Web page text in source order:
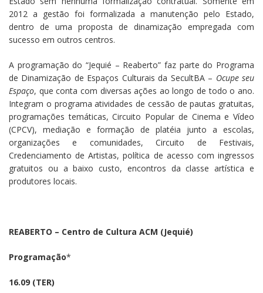
2012 a gestão foi formalizada a manutenção pelo Estado,
dentro de uma proposta de dinamização empregada com
sucesso em outros centros.
A programação do “Jequié – Reaberto” faz parte do Programa
de Dinamização de Espaços Culturais da SecultBA – Ocupe seu
Espaço, que conta com diversas ações ao longo de todo o ano.
Integram o programa atividades de cessão de pautas gratuitas,
programações temáticas, Circuito Popular de Cinema e Vídeo
(CPCV), mediação e formação de platéia junto a escolas,
organizações e comunidades, Circuito de Festivais,
Credenciamento de Artistas, política de acesso com ingressos
gratuitos ou a baixo custo, encontros da classe artística e
produtores locais.
REABERTO – Centro de Cultura ACM (Jequié)
Programação*
16.09 (TER)